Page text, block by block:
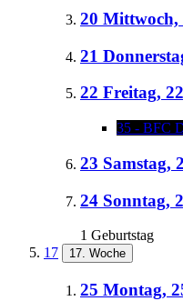
20 Mittwoch,
21
22 Freitag,
35 - BFC
23 Samstag,
24 Sonntag,
1 Geburtstag
17
17. Woche
25 Montag,